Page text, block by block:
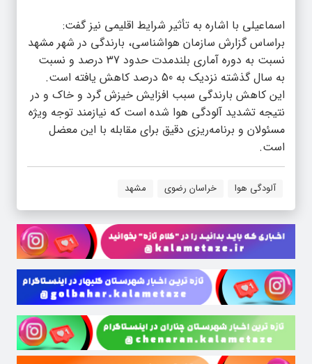
️اسماعیلی با اشاره به تأثیر شرایط اقلیمی نیز گفت:
براساس گزارش سازمان هواشناسی، بارندگی در شهر مشهد
نسبت به دوره آماری بلندمدت حدود 37 درصد و نسبت
به سال گذشته نزدیک به 50 درصد کاهش یافته است.
این کاهش بارندگی سبب افزایش خیزش گرد و خاک و در
نتیجه تشدید آلودگی هوا شده است که نیازمند توجه ویژه
مسئولان و برنامه‌ریزی دقیق برای مقابله با این معضل
است.
آلودگی هوا خراسان رضوی مشهد